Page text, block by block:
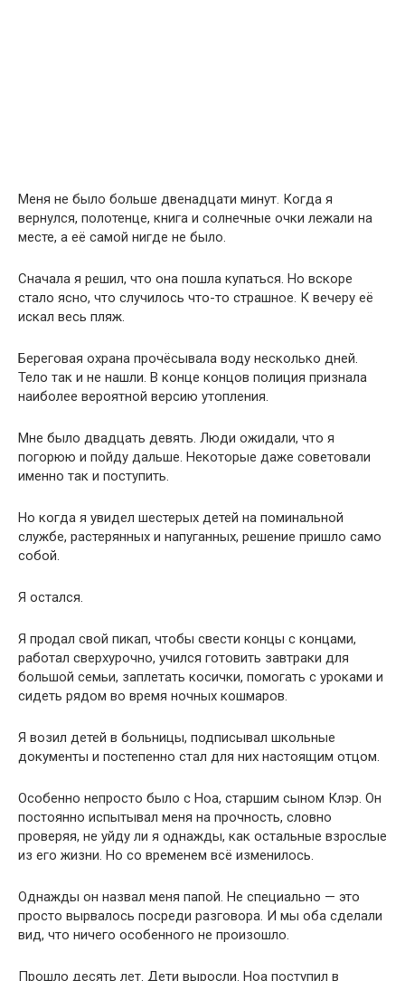
Меня не было больше двенадцати минут. Когда я
вернулся, полотенце, книга и солнечные очки лежали на
месте, а её самой нигде не было.
Сначала я решил, что она пошла купаться. Но вскоре
стало ясно, что случилось что-то страшное. К вечеру её
искал весь пляж.
Береговая охрана прочёсывала воду несколько дней.
Тело так и не нашли. В конце концов полиция признала
наиболее вероятной версию утопления.
Мне было двадцать девять. Люди ожидали, что я
погорюю и пойду дальше. Некоторые даже советовали
именно так и поступить.
Но когда я увидел шестерых детей на поминальной
службе, растерянных и напуганных, решение пришло само
собой.
Я остался.
Я продал свой пикап, чтобы свести концы с концами,
работал сверхурочно, учился готовить завтраки для
большой семьи, заплетать косички, помогать с уроками и
сидеть рядом во время ночных кошмаров.
Я возил детей в больницы, подписывал школьные
документы и постепенно стал для них настоящим отцом.
Особенно непросто было с Ноа, старшим сыном Клэр. Он
постоянно испытывал меня на прочность, словно
проверяя, не уйду ли я однажды, как остальные взрослые
из его жизни. Но со временем всё изменилось.
Однажды он назвал меня папой. Не специально — это
просто вырвалось посреди разговора. И мы оба сделали
вид, что ничего особенного не произошло.
Прошло десять лет. Дети выросли. Ноа поступил в